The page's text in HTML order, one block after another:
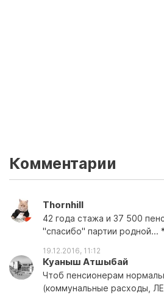
Комментарии
Thornhill
42 года стажа и 37 500
"спасибо" партии
19.12.2016, 11:12
Куаныш Атшыбай
Чтоб пенсионерам
(коммунальные расходы,